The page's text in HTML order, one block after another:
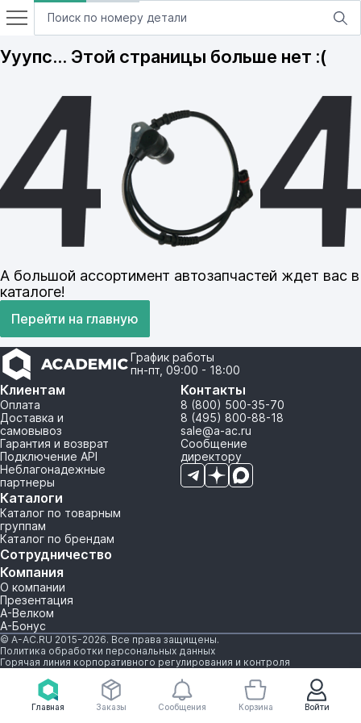
Главная Войти
Заказы Сообщения Корзина
Ууупс… Этой страницы больше нет :(
А большой ассортимент автозапчастей ждет вас в
каталоге!
Перейти на главную
График работы
пн-пт, 09:00 - 18:00
Клиентам
Оплата
Доставка и
самовывоз
Гарантия и возврат
Подключение API
Неблагонадежные
партнеры
Каталоги
Каталог по товарным
группам
Каталог по брендам
Сотрудничество
Компания
О компании
Презентация
А-Велком
А-Бонус
Контакты
8 (800) 500-35-70
8 (495) 800-88-18
sale@a-ac.ru
Сообщение
директору
© A-AC.RU 2015-2026. Все права защищены.
Политика обработки персональных данных
Горячая линия корпоративного регулирования и контроля